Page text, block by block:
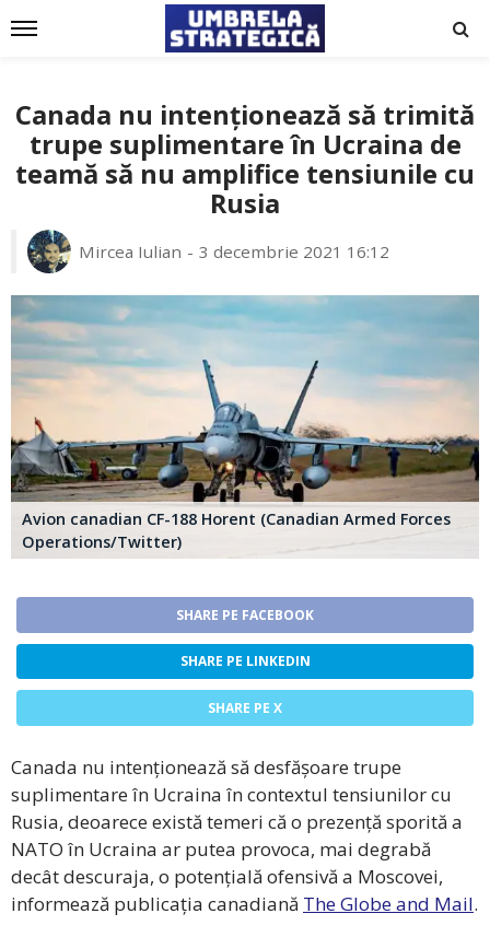
Canada nu intenționează să trimită
trupe suplimentare în Ucraina de
teamă să nu amplifice tensiunile cu
Rusia
Mircea Iulian 3 decembrie 2021 16:12
Avion canadian CF-188 Horent (Canadian Armed Forces
Operations/Twitter)
SHARE PE FACEBOOK
SHARE PE LINKEDIN
SHARE PE X
Canada nu intenționează să desfășoare trupe
suplimentare în Ucraina în contextul tensiunilor cu
Rusia, deoarece există temeri că o prezență sporită a
NATO în Ucraina ar putea provoca, mai degrabă
decât descuraja, o potențială ofensivă a Moscovei,
informează publicația canadiană The Globe and Mail.